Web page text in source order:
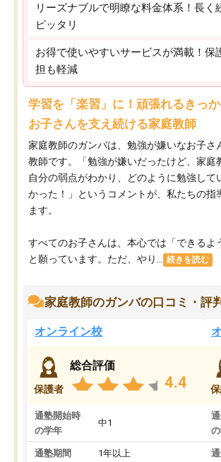
リーズナブルで明瞭な料金体系！長く
ピッタリ
お得で使いやすいサービスが満載！保
担も軽減
学習を「楽習」に！頑張れるきっか
お子さんを支え続ける家庭教師
家庭教師のガンバは、勉強が嫌いなお子さ
教師です。「勉強が嫌いだったけど、家庭
自分の弱点がわかり、どのように勉強して
かった！」というコメントが、私たちの指
ます。
すべてのお子さんは、本心では「できるよ
と願っています。ただ、やり...
続きを読む
家庭教師のガンバの口コミ・評
オンライン校
保護者
総合評価
4.4
通塾開始時
の学年
中1
通塾期間 1年以上